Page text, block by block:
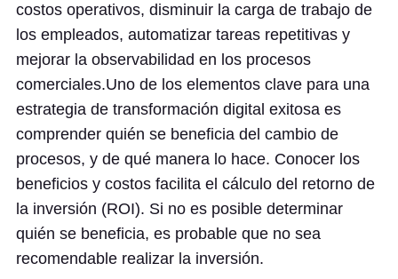
costos operativos, disminuir la carga de trabajo de
los empleados, automatizar tareas repetitivas y
mejorar la observabilidad en los procesos
comerciales.Uno de los elementos clave para una
estrategia de transformación digital exitosa es
comprender quién se beneficia del cambio de
procesos, y de qué manera lo hace. Conocer los
beneficios y costos facilita el cálculo del retorno de
la inversión (ROI). Si no es posible determinar
quién se beneficia, es probable que no sea
recomendable realizar la inversión.